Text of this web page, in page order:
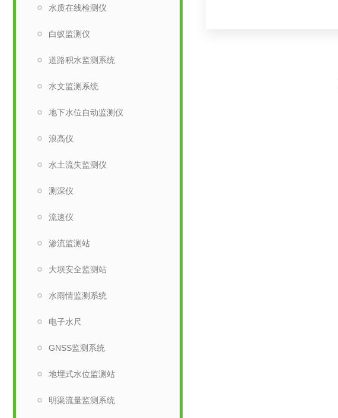
水质在线检测仪
白蚁监测仪
道路积水监测系统
水文监测系统
地下水位自动监测仪
浪高仪
水土流失监测仪
测深仪
流速仪
渗流监测站
大坝安全监测站
水雨情监测系统
电子水尺
GNSS监测系统
地埋式水位监测站
明渠流量监测系统